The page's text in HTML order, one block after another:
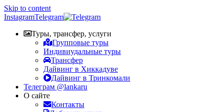
Skip to content
InstagramTelegram
Туры, трансфер, услуги
Групповые туры
Индивиудальные туры
Трансфер
Дайвинг в Хиккадуве
Дайвинг в Тринкомали
Телеграм @lankaru
О сайте
Контакты